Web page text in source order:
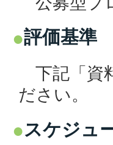
評価基準
下記 「
ださい。
スケジュ